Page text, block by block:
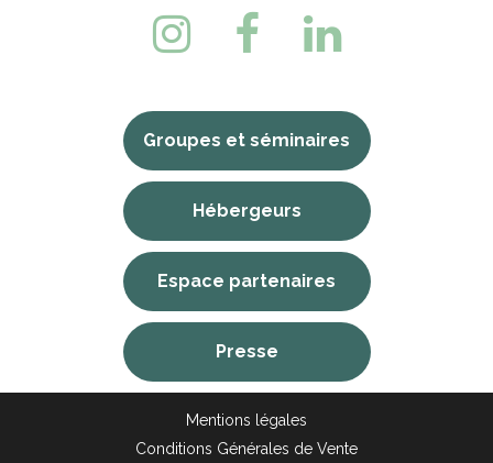
Groupes et séminaires
Hébergeurs
Espace partenaires
Presse
Mentions légales
Conditions Générales de Vente